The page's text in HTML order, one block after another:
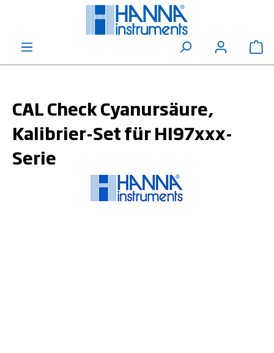
CAL Check Cyanursäure,
Kalibrier-Set für HI97xxx-
Serie